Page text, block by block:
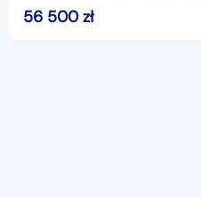
EA888 )I właściciel, kupiony w
56 500zł